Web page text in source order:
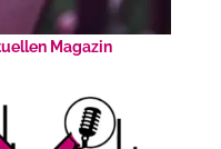
Magazin